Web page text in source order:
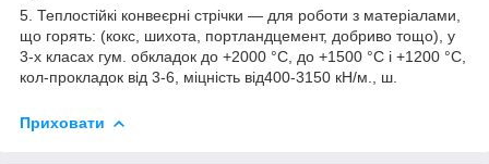
5. Теплостійкі конвеєрні стрічки — для роботи з матеріалами,
що горять: (кокс, шихота, портландцемент, добриво тощо), у
3-х класах гум. обкладок до +2000 °C, до +1500 °C і +1200 °C,
кол-прокладок від 3-6, міцність від400-3150 кН/м., ш.
Приховати